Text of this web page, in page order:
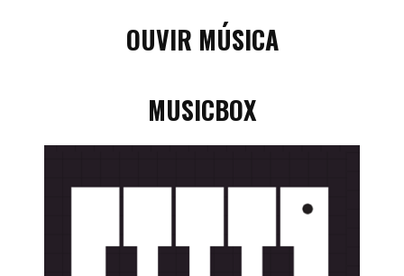
OUVIR MÚSICA
MUSICBOX